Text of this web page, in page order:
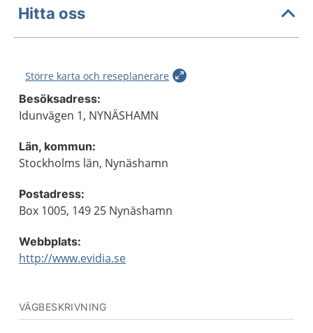
Hitta oss
Större karta och reseplanerare
Besöksadress:
Idunvägen 1, NYNÄSHAMN
Län, kommun:
Stockholms län, Nynäshamn
Postadress:
Box 1005, 149 25 Nynäshamn
Webbplats:
http://www.evidia.se
VÄGBESKRIVNING